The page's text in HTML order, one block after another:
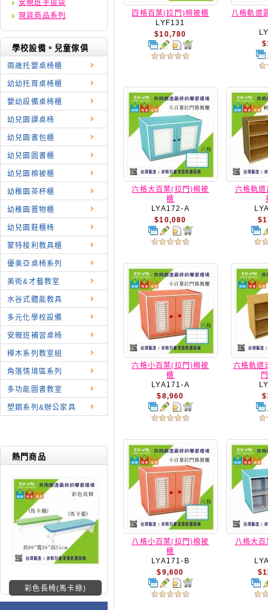
安親班手提袋
現貨商品系列
學校設備。兒童傢俱
兩歳托嬰桌椅櫃
幼幼托育桌椅櫃
嬰幼設備桌椅櫃
幼兒園課桌椅
幼兒園書包櫃
幼兒園圖書櫃
幼兒園棉被櫃
幼稚園茶杯櫃
幼稚園置物櫃
幼兒園鞋櫃椅
蒙特梭利教具櫃
優美亞桌椅系列
美術&才藝教室
水谷式體能教具
多元化學校設備
安親班補習桌椅
樺木系列教室組
角落情境區系列
多功能圖書教室
塑鋼系列&辦公家具
熱門商品
彩色長椅(馬卡綠)
四格百葉(拉門)棉被櫃
LYF131
$10,780
八格軌道
六格大百葉(拉門)棉被
櫃
LYA172-A
$10,080
六格軌
六格小百葉(拉門)棉被
櫃
LYA171-A
$8,960
六格軌道
八格小百葉(拉門)棉被
櫃
LYA171-B
$9,600
八格大